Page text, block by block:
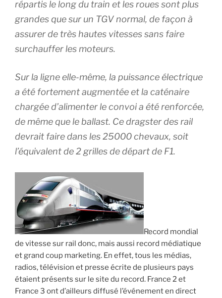
répartis le long du train et les roues sont plus
grandes que sur un TGV normal, de façon à
assurer de très hautes vitesses sans faire
surchauffer les moteurs.
Sur la ligne elle-même, la puissance électrique
a été fortement augmentée et la caténaire
chargée d’alimenter le convoi a été renforcée,
de même que le ballast. Ce dragster des rail
devrait faire dans les 25000 chevaux, soit
l’équivalent de 2 grilles de départ de F1.
Record mondial
de vitesse sur rail donc, mais aussi record médiatique
et grand coup marketing. En effet, tous les médias,
radios, télévision et presse écrite de plusieurs pays
étaient présents sur le site du record. France 2 et
France 3 ont d’ailleurs diffusé l’événement en direct